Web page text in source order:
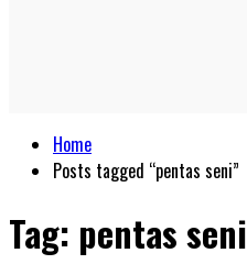
Home
Posts tagged “pentas seni”
Tag: pentas seni